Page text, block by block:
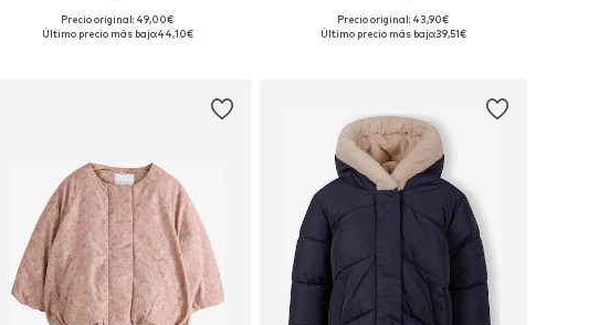
Disponible en muchas tallas
Precio original: 49,00€
Último precio más bajo:44,10€
Disponible en muchas tallas
Precio original: 43,90€
Último precio más bajo:39,51€